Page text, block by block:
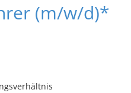
(m/w/d)*